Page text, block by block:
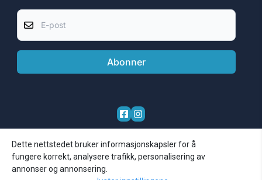
Abonner
Dette nettstedet bruker informasjonskapsler for å
fungere korrekt, analysere trafikk, personalisering av
annonser og annonsering.